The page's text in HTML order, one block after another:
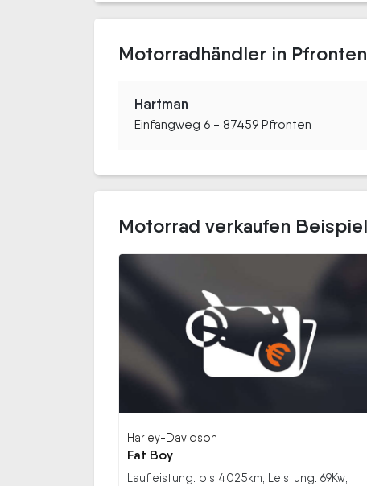
Motorradhändler in Pfronten
Hartman
Einfängweg 6 - 87459 Pfronten
Motorrad verkaufen
Harley-Davidson
Fat Boy
Laufleistung: bis 4025km; Leistung: 69Kw;